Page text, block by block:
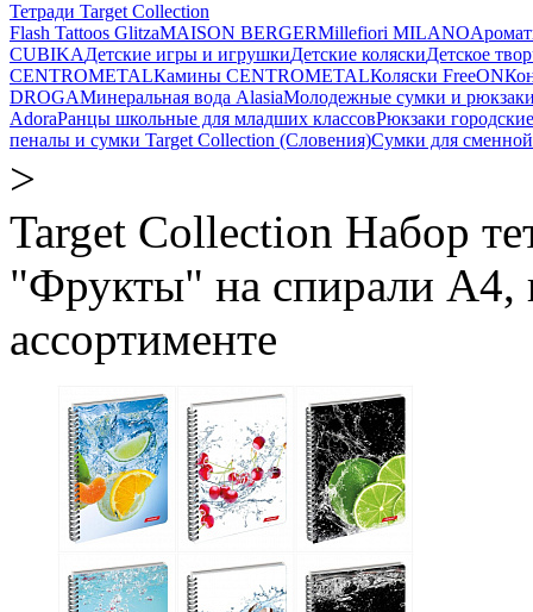
Тетради Target Collection
Flash Tattoos GlitzaMAISON BERGERMillefiori MILANO
CUBIKAДетские игры и игрушкиДетские коляскиДетское
CENTROMETALКамины CENTROMETALКоляски FreeON
DROGAМинеральная вода AlasiaМолодежные сумки и
AdoraРанцы школьные для младших классовРюкзаки городские
пеналы и сумки Target Collection (Словения)Сумки для
>
Target Collection Набор
"Фрукты" на спирали А4,
ассортименте